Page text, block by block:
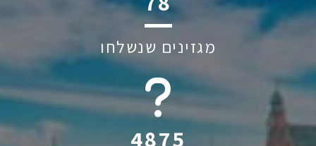
מגזינים שנשלחו
6045